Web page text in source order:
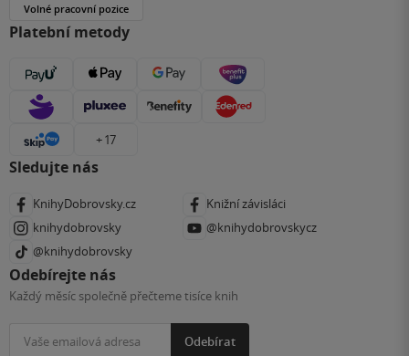
Volné pracovní pozice
Platební metody
+ 17
Sledujte nás
KnihyDobrovsky.cz
Knižní závisláci
knihydobrovsky
@knihydobrovskycz
@knihydobrovsky
Odebírejte nás
Každý měsíc společně přečteme tisíce knih
Odebírat